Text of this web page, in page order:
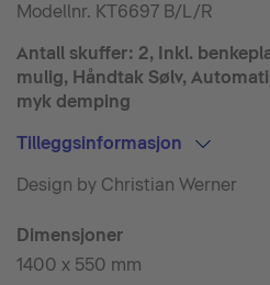
Modellnr. KT6697 B/L/R
Antall skuffer: 2, Inkl.
mulig, Håndtak Sølv,
myk demping
Tilleggsinformasjon
Design by Christian Werner
Dimensjoner
1400 x 550 mm